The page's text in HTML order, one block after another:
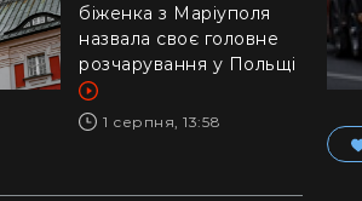
біженка з Маріуполя
назвала своє головне
розчарування у Польщі
1 серпня, 13:58